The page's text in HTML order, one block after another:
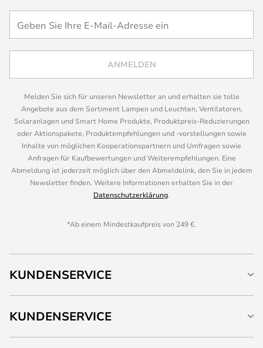
ANMELDEN
Melden Sie sich für unseren Newsletter an und erhalten sie tolle
Angebote aus dem Sortiment Lampen und Leuchten, Ventilatoren,
Solaranlagen und Smart Home Produkte, Produktpreis-Reduzierungen
oder Aktionspakete, Produktempfehlungen und -vorstellungen sowie
Inhalte von möglichen Kooperationspartnern und Umfragen sowie
Anfragen für Kaufbewertungen und Weiterempfehlungen. Eine
Abmeldung ist jederzeit möglich über den Abmeldelink, den Sie in jedem
Newsletter finden. Weitere Informationen erhalten Sie in der
Datenschutzerklärung.
*Ab einem Mindestkaufpreis von 249 €.
KUNDENSERVICE
KUNDENSERVICE